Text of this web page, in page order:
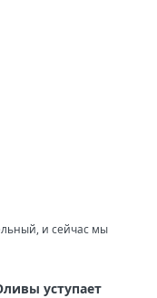
и сейчас мы
уступает